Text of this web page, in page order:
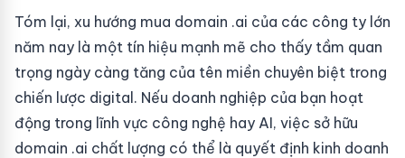
Tóm lại, xu hướng mua domain .ai của các công ty lớn
năm nay là một tín hiệu mạnh mẽ cho thấy tầm quan
trọng ngày càng tăng của tên miền chuyên biệt trong
chiến lược digital. Nếu doanh nghiệp của bạn hoạt
động trong lĩnh vực công nghệ hay AI, việc sở hữu
domain .ai chất lượng có thể là quyết định kinh doanh